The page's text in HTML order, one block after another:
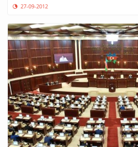
27-09-2012